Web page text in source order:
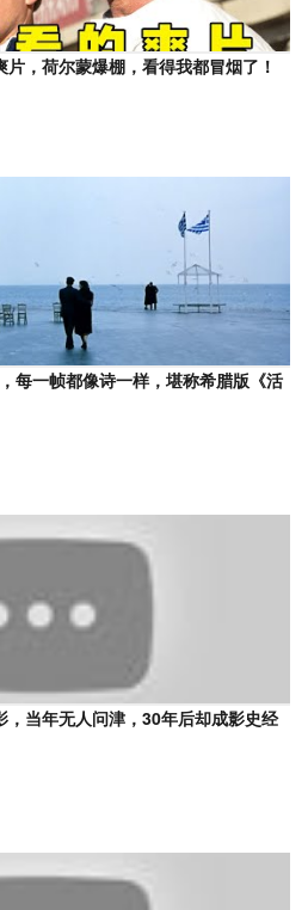
片，荷尔蒙爆棚，看得我都冒烟了！
每一帧都像诗一样，堪称希腊版《活
，当年无人问津，30年后却成影史经